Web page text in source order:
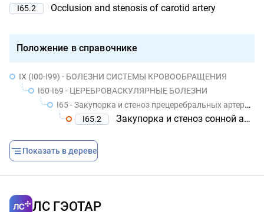
I65.2 Occlusion and stenosis of carotid artery
Положение в справочнике
IX (I00-I99) - БОЛЕЗНИ СИСТЕМЫ КРОВООБРАЩЕНИЯ
I60-I69 - ЦЕРЕБРОВАСКУЛЯРНЫЕ БОЛЕЗНИ
I65 - Закупорка и стеноз прецеребральных артерий, не приводящие к инфаркту мозга
I65.2
Закупорка и стеноз сонной артерии
Показать в дереве
ЛС ГЭОТАР